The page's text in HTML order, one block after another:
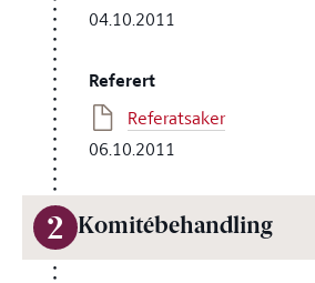
04.10.2011
Referert
Referatsaker
06.10.2011
2 Komitébehandling